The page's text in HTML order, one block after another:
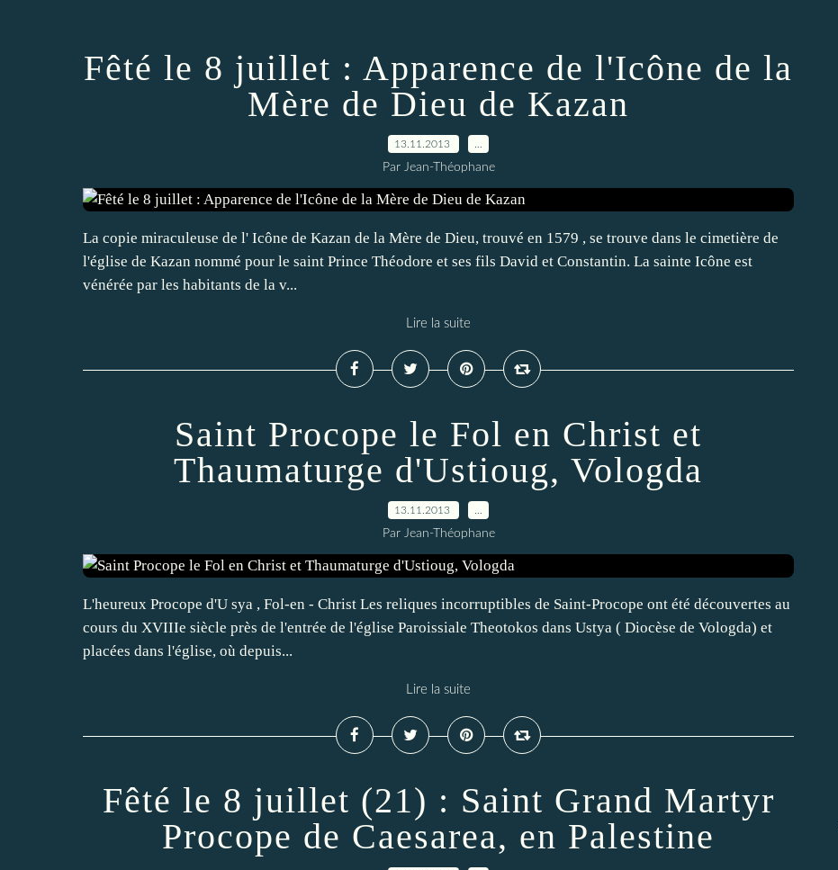
Fêté le 8 juillet : Apparence de l'Icône de la
Mère de Dieu de Kazan
13.11.2013
Par Jean-Théophane
La copie miraculeuse de l' Icône de Kazan de la Mère de Dieu, trouvé en 1579 , se trouve dans le cimetière de
l'église de Kazan nommé pour le saint Prince Théodore et ses fils David et Constantin. La sainte Icône est
vénérée par les habitants de la v...
Lire la suite
Saint Procope le Fol en Christ et
Thaumaturge d'Ustioug, Vologda
13.11.2013
Par Jean-Théophane
L'heureux Procope d'U sya , Fol-en - Christ Les reliques incorruptibles de Saint-Procope ont été découvertes au
cours du XVIIIe siècle près de l'entrée de l'église Paroissiale Theotokos dans Ustya ( Diocèse de Vologda) et
placées dans l'église, où depuis...
Lire la suite
Fêté le 8 juillet (21) : Saint Grand Martyr
Procope de Caesarea, en Palestine